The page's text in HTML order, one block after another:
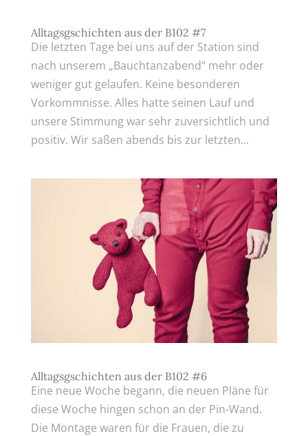
Alltagsgschichten aus der B102 #7
Die letzten Tage bei uns auf der Station sind
nach unserem „Bauchtanzabend“ mehr oder
weniger gut gelaufen. Keine besonderen
Vorkommnisse. Alles hatte seinen Lauf und
unsere Stimmung war sehr zuversichtlich und
positiv. Wir saßen abends bis zur letzten...
Alltagsgschichten aus der B102 #6
Eine neue Woche begann, die neuen Pläne für
diese Woche hingen schon an der Pin-Wand.
Die Montage waren für die Frauen, die zu